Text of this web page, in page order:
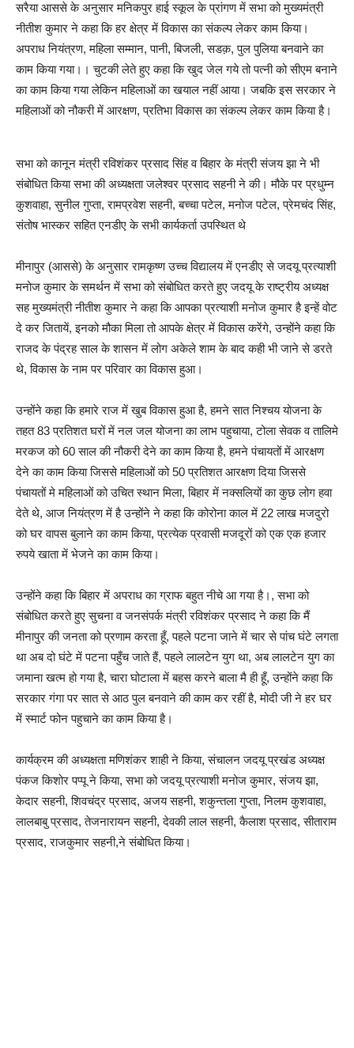
सरैया आससे के अनुसार मनिकपुर हाई स्कूल के प्रांगण में सभा को मुख्यमंत्री
नीतीश कुमार ने कहा कि हर क्षेत्र में विकास का संकल्प लेकर काम किया।
अपराध नियंत्रण, महिला सम्मान, पानी, बिजली, सडक़, पुल पुलिया बनवाने का
काम किया गया।। चुटकी लेते हुए कहा कि खुद जेल गये तो पत्नी को सीएम बनाने
का काम किया गया लेकिन महिलाओं का खयाल नहीं आया। जबकि इस सरकार ने
महिलाओं को नौकरी में आरक्षण, प्रतिभा विकास का संकल्प लेकर काम किया है।
सभा को कानून मंत्री रविशंकर प्रसाद सिंह व बिहार के मंत्री संजय झा ने भी
संबोधित किया सभा की अध्यक्षता जलेश्वर प्रसाद सहनी ने की। मौके पर प्रधुम्न
कुशवाहा, सुनील गुप्ता, रामप्रवेश सहनी, बच्चा पटेल, मनोज पटेल, प्रेमचंद सिंह,
संतोष भास्कर सहित एनडीए के सभी कार्यकर्ता उपस्थित थे
मीनापुर (आससे) के अनुसार रामकृष्ण उच्च विद्यालय में एनडीए से जदयू प्रत्याशी
मनोज कुमार के समर्थन में सभा को संबोधित करते हुए जदयू के राष्ट्रीय अध्यक्ष
सह मुख्यमंत्री नीतीश कुमार ने कहा कि आपका प्रत्याशी मनोज कुमार है इन्हें वोट
दे कर जितायें, इनको मौका मिला तो आपके क्षेत्र में विकास करेंगे, उन्होंने कहा कि
राजद के पंद्रह साल के शासन में लोग अकेले शाम के बाद कही भी जाने से डरते
थे, विकास के नाम पर परिवार का विकास हुआ।
उन्होंने कहा कि हमारे राज में खुब विकास हुआ है, हमने सात निश्चय योजना के
तहत 83 प्रतिशत घरों में नल जल योजना का लाभ पहुचाया, टोला सेवक व तालिमे
मरकज को 60 साल की नौकरी देने का काम किया है, हमने पंचायतों में आरक्षण
देने का काम किया जिससे महिलाओं को 50 प्रतिशत आरक्षण दिया जिससे
पंचायतों मे महिलाओं को उचित स्थान मिला, बिहार में नक्सलियों का कुछ लोग हवा
देते थे, आज नियंत्रण में है उन्होंने ने कहा कि कोरोना काल में 22 लाख मजदुरो
को घर वापस बुलाने का काम किया, प्रत्येक प्रवासी मजदूरों को एक एक हजार
रुपये खाता में भेजने का काम किया।
उन्होंने कहा कि बिहार में अपराध का ग्राफ बहुत नीचे आ गया है।, सभा को
संबोधित करते हुए सुचना व जनसंपर्क मंत्री रविशंकर प्रसाद ने कहा कि मैं
मीनापुर की जनता को प्रणाम करता हूँ, पहले पटना जाने में चार से पांच घंटे लगता
था अब दो घंटे में पटना पहुँच जाते हैं, पहले लालटेन युग था, अब लालटेन युग का
जमाना खत्म हो गया है, चारा घोटाला में बहस करने बाला मै ही हूँ, उन्होंने कहा कि
सरकार गंगा पर सात से आठ पुल बनवाने की काम कर रहीं है, मोदी जी ने हर घर
में स्मार्ट फोन पहुचाने का काम किया है।
कार्यक्रम की अध्यक्षता मणिशंकर शाही ने किया, संचालन जदयू प्रखंड अध्यक्ष
पंकज किशोर पप्पू ने किया, सभा को जदयू प्रत्याशी मनोज कुमार, संजय झा,
केदार सहनी, शिवचंद्र प्रसाद, अजय सहनी, शकुन्तला गुप्ता, निलम कुशवाहा,
लालबाबु प्रसाद, तेजनारायन सहनी, देवकी लाल सहनी, कैलाश प्रसाद, सीताराम
प्रसाद, राजकुमार सहनी,ने संबोधित किया।